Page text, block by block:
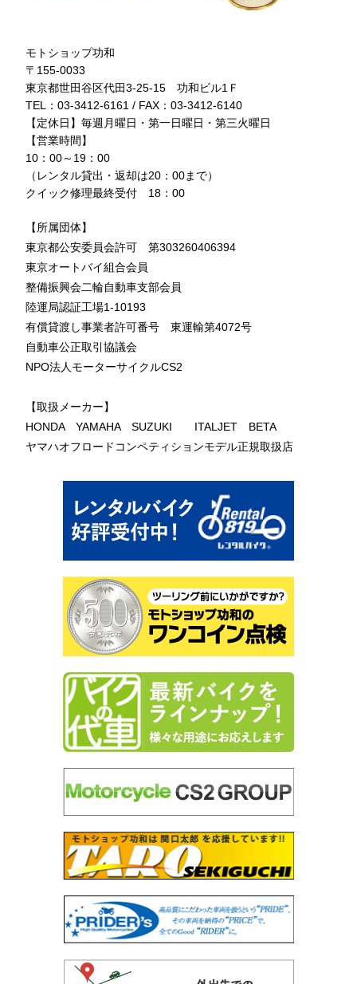
モトショップ功和
〒155-0033
東京都世田谷区代田3-25-15 功和ビル1Ｆ
TEL：03-3412-6161 / FAX：03-3412-6140
【定休日】毎週月曜日・第一日曜日・第三火曜日
【営業時間】
10：00～19：00
（レンタル貸出・返却は20：00まで）
クイック修理最終受付 18：00
【所属団体】
東京都公安委員会許可 第303260406394
東京オートバイ組合会員
整備振興会二輪自動車支部会員
陸運局認証工場1-10193
有償貸渡し事業者許可番号 東運輸第4072号
自動車公正取引協議会
NPO法人モーターサイクルCS2
【取扱メーカー】
HONDA YAMAHA SUZUKI ITALJET BETA
ヤマハオフロードコンペティションモデル正規取扱店